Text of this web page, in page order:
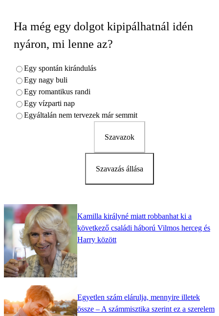
Ha még egy dolgot kipipálhatnál idén
nyáron, mi lenne az?
Egy spontán kirándulás
Egy nagy buli
Egy romantikus randi
Egy vízparti nap
Egyáltalán nem tervezek már semmit
Szavazok
Szavazás állása
Kamilla királyné miatt robbanhat ki a
következő családi háború Vilmos herceg és
Harry között
Egyetlen szám elárulja, mennyire illetek
össze – A számmisztika szerint ez a szerelem